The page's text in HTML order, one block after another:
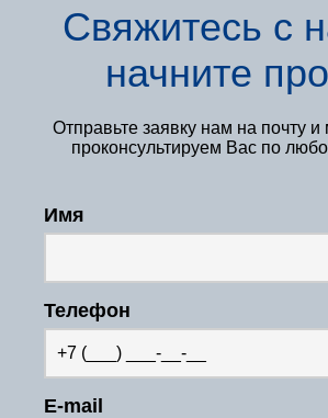
Свяжитесь с
начните
Отправьте заявку нам на почту
проконсультируем Вас по
Имя
Телефон
E-mail